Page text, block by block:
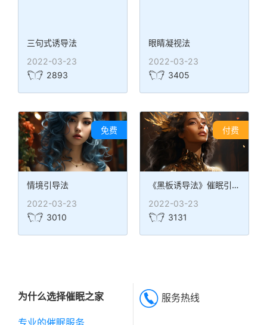
三句式诱导法
2022-03-23
2893
眼睛凝视法
2022-03-23
3405
免费
情境引导法
2022-03-23
3010
付费
《黑板诱导法》催眠引导词
2022-03-23
3131
为什么选择催眠之家 服务热线